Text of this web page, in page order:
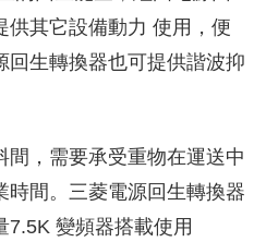
供其它設備動力 使用，便
回生轉換器也可提供諧波抑
，需要承受重物在運送中
時間。三菱電源回生轉換器
7.5K 變頻器搭載使用